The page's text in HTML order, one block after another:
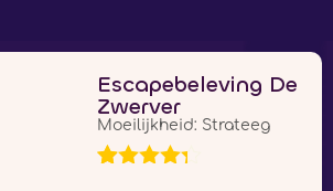
Escapebeleving De
Zwerver
Moeilijkheid: Strateeg